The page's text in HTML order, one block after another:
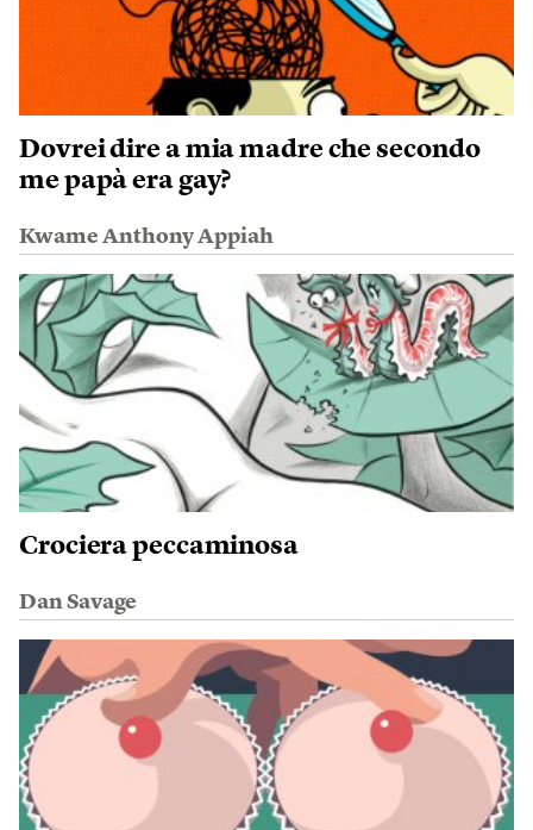
Dovrei dire a mia madre che secondo
me papà era gay?
Kwame Anthony Appiah
Crociera peccaminosa
Dan Savage